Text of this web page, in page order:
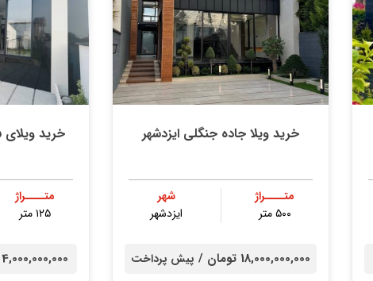
خرید ویلا جاده جنگلی ایزدشهر
متــــراژ
۵۰۰ متر
شهر
ایزدشهر
18,000,000,000 تومان / پیش پرداخت
متــــراژ
۱۲۵ متر
4,000,000,000 تومان /